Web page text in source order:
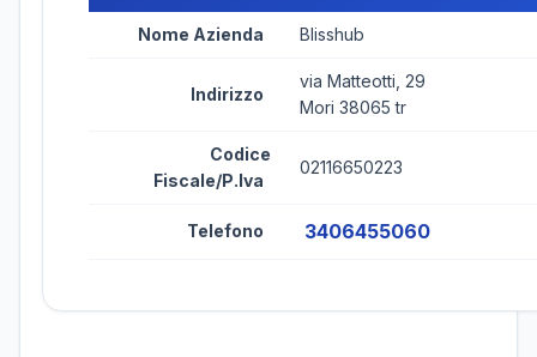
Nome Azienda Blisshub
Indirizzo
via Matteotti, 29
Mori 38065 tr
Codice
Fiscale/P.Iva
02116650223
Telefono 3406455060